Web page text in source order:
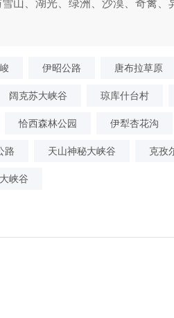
山、湖光、绿洲、沙漠、奇禽、
伊昭公路 唐布拉草原
阔克苏大峡谷 琼库什台村
恰西森林公园 伊犁杏花沟
路 天山神秘大峡谷 克孜
峡谷